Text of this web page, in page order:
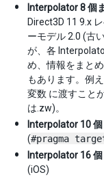
Interpolator 8 個
Direct3D 11 9.x
ーモデル 2.0 (古
が、各
め、情報をまと
もあります。例
変数 に渡すこと
は.zw)。
Interpolator 10
(#pragma
Interpolator 16
(iOS)